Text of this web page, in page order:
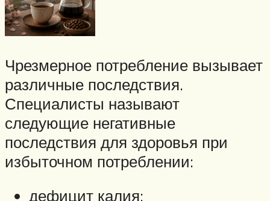
Чрезмерное потребление вызывает
различные последствия.
Специалисты называют
следующие негативные
последствия для здоровья при
избыточном потреблении:
дефицит калия;